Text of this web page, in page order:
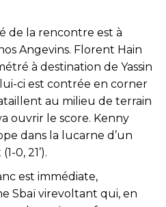
de la rencontre est à
Angevins. Florent Hain
à destination de Yassin
ci est contrée en corner
au milieu de terrain
ouvrir le score. Kenny
dans la lucarne d’un
0, 21’).
est immédiate,
Sbaï virevoltant qui, en